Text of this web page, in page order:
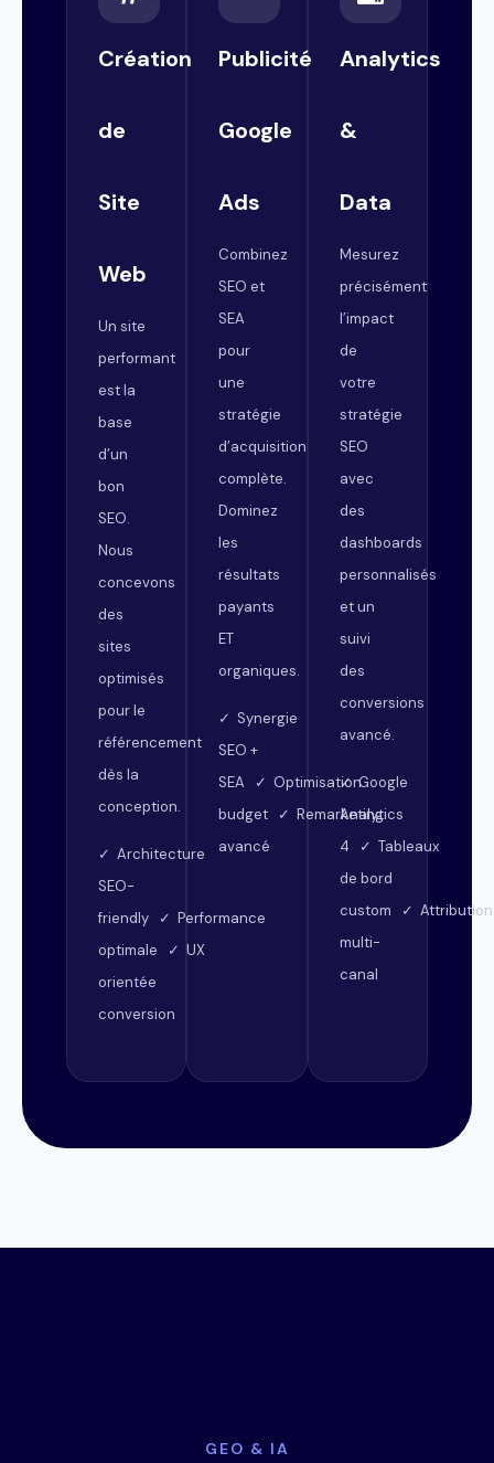
Création
de
Site
Web
Un site
performant
est la
base
d’un
bon
SEO.
Nous
concevons
des
sites
optimisés
pour le
référencement
dès la
conception.
✓ Architecture
SEO-
friendly ✓ Performance
optimale ✓ UX
orientée
conversion
Publicité
Google
Ads
Combinez
SEO et
SEA
pour
une
stratégie
d’acquisition
complète.
Dominez
les
résultats
payants
ET
organiques.
✓ Synergie
SEO +
SEA ✓ Optimisation
budget ✓ Remarketing
avancé
Analytics
&
Data
Mesurez
précisément
l’impact
de
votre
stratégie
SEO
avec
des
dashboards
personnalisés
et un
suivi
des
conversions
avancé.
✓ Google
Analytics
4 ✓ Tableaux
de bord
custom ✓ Attribution
multi-
canal
GEO & IA